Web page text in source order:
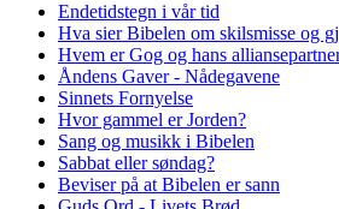
Endetidstegn i vår tid
Hva sier Bibelen om skilsmisse og
Hvem er Gog og hans
Åndens Gaver - Nådegavene
Sinnets Fornyelse
Hvor gammel er Jorden?
Sang og musikk i Bibelen
Sabbat eller søndag?
Beviser på at Bibelen er sann